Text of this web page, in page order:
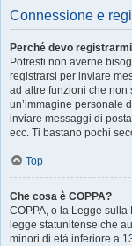
Connessione e
Perché devo
Potresti non averne
registrarsi per inviare
ad altre funzioni che non
un’immagine personale
inviare messaggi di
ecc. Ti bastano pochi
Top
Che cosa è COPPA?
COPPA, o la Legge
legge statunitense che
minori di età inferiore a